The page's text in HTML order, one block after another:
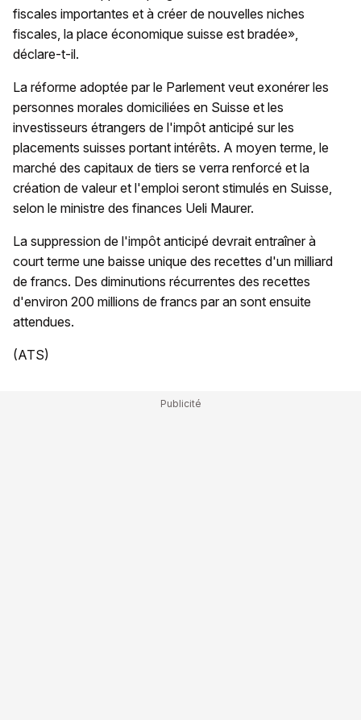
fiscales importantes et à créer de nouvelles niches
fiscales, la place économique suisse est bradée»,
déclare-t-il.
La réforme adoptée par le Parlement veut exonérer les
personnes morales domiciliées en Suisse et les
investisseurs étrangers de l'impôt anticipé sur les
placements suisses portant intérêts. A moyen terme, le
marché des capitaux de tiers se verra renforcé et la
création de valeur et l'emploi seront stimulés en Suisse,
selon le ministre des finances Ueli Maurer.
La suppression de l'impôt anticipé devrait entraîner à
court terme une baisse unique des recettes d'un milliard
de francs. Des diminutions récurrentes des recettes
d'environ 200 millions de francs par an sont ensuite
attendues.
(ATS)